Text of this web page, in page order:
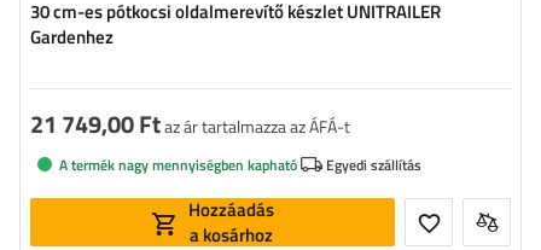
30 cm-es pótkocsi oldalmerevítő készlet UNITRAILER
Gardenhez
21 749,00 Ftaz ár tartalmazza az ÁFÁ-t
A termék nagy mennyiségben kapható Egyedi szállítás
Hozzáadás
a kosárhoz